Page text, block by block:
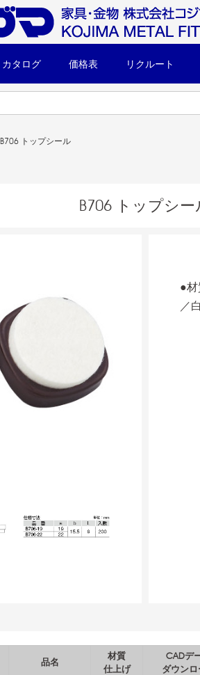
カタログ 価格表 リクルート
B706 トップシール
B706 トップシー
●
／白
品名
材質
仕上げ
CADデ
ダウンロ